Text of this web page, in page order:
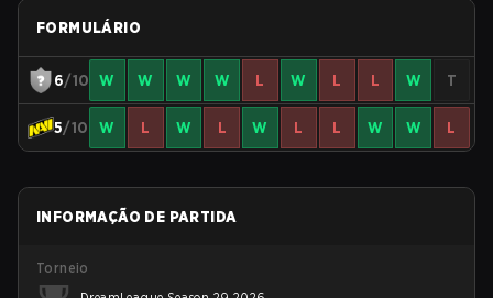
FORMULÁRIO
6/10 W W W W L W L L W T
5/10 W L W L W L L W W L
INFORMAÇÃO DE PARTIDA
Torneio